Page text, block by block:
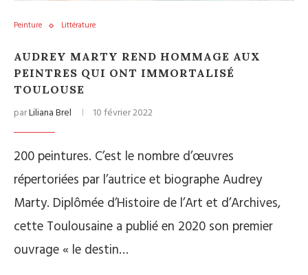
Peinture Littérature
AUDREY MARTY REND HOMMAGE AUX
PEINTRES QUI ONT IMMORTALISÉ
TOULOUSE
parLiliana Brel 10 février 2022
200 peintures. C’est le nombre d’œuvres
répertoriées par l’autrice et biographe Audrey
Marty. Diplômée d’Histoire de l’Art et d’Archives,
cette Toulousaine a publié en 2020 son premier
ouvrage « le destin…